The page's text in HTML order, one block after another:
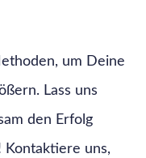
um Deine
Lass uns
den Erfolg
Kontaktiere uns,